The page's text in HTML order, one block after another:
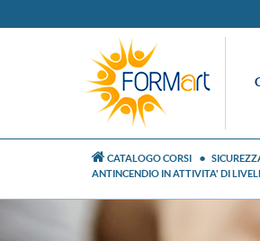
CATALOGO CORSI
ANTINCENDIO IN ATTIVITA' DI